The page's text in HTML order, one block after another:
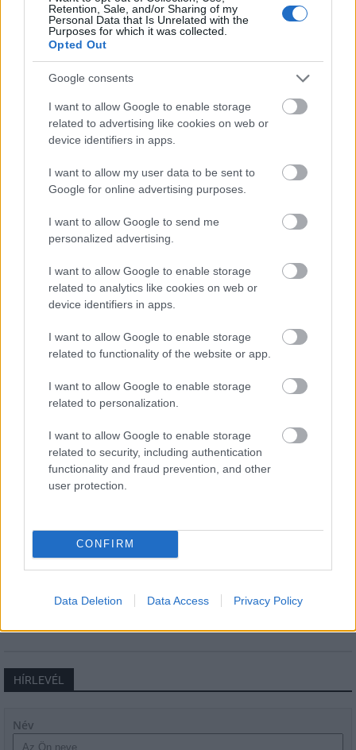
Retention, Sale, and/or Sharing of my
Personal Data that Is Unrelated with the
Purposes for which it was collected.
Opted Out
Google consents
I want to allow Google to enable storage
related to advertising like cookies on web or
device identifiers in apps.
I want to allow my user data to be sent to
Google for online advertising purposes.
I want to allow Google to send me
personalized advertising.
I want to allow Google to enable storage
related to analytics like cookies on web or
device identifiers in apps.
I want to allow Google to enable storage
related to functionality of the website or app.
I want to allow Google to enable storage
related to personalization.
I want to allow Google to enable storage
related to security, including authentication
functionality and fraud prevention, and other
user protection.
CONFIRM
Data Deletion Data Access Privacy Policy
BKK KM Építő Kft. Főmterv Mérnöki Tervező Zrt.
Látványos építési szakasz indult be a Flórián téri
A tartós nyári hőség jelentős kihívás elé állítja a KM Építőt,
Paks II.: Mit jelent az 5. blokk új
mérföldköve a felülvizsgálat
Elkészült a Liszt Ferenc repülőtér
közelében lévő logisztikai bázis út- és
közműhálózatának fejlesztése
Látlelet a hazai víziközművekről?
Egyetlen, fél évszázados vezetéken
Épített öröksége megújításával is készül
Mohács a csata ötszázadik
HÍRLEVÉL
Név